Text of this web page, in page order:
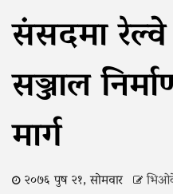
संसदमा
सञ्जाल
मार्ग
२०७६ पुष २१, सोमवार